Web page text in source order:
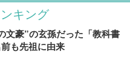
キング
文豪”の玄孫だった「教科書
も先祖に由来